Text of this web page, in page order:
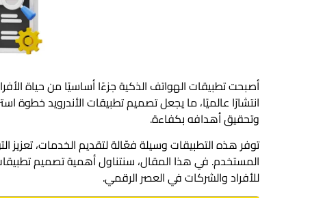
انتشارًا عالميًا، ما يجعل تصميم تطبيقات الأندرويد
وتحقيق أهدافه بكفاءة.
توفر هذه التطبيقات وسيلة فعّالة لتقديم الخدمات، تعزيز
المستخدم. في هذا المقال، سنتناول أهمية تصميم
للأفراد والشركات في العصر الرقمي.